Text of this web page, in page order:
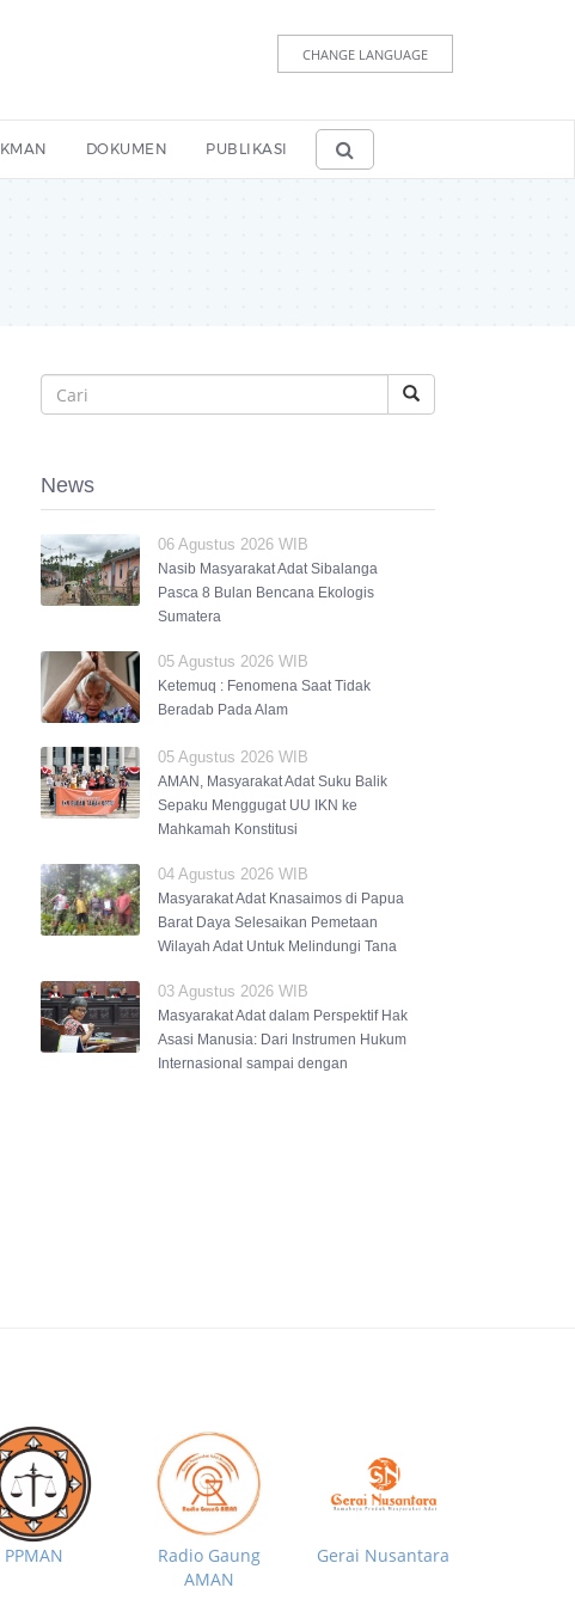
CHANGE LANGUAGE
KMAN DOKUMEN PUBLIKASI
News
06 Agustus 2026 WIB
Nasib Masyarakat Adat Sibalanga
Pasca 8 Bulan Bencana Ekologis
Sumatera
05 Agustus 2026 WIB
Ketemuq : Fenomena Saat Tidak
Beradab Pada Alam
05 Agustus 2026 WIB
AMAN, Masyarakat Adat Suku Balik
Sepaku Menggugat UU IKN ke
Mahkamah Konstitusi
04 Agustus 2026 WIB
Masyarakat Adat Knasaimos di Papua
Barat Daya Selesaikan Pemetaan
Wilayah Adat Untuk Melindungi Tana
03 Agustus 2026 WIB
Masyarakat Adat dalam Perspektif Hak
Asasi Manusia: Dari Instrumen Hukum
Internasional sampai dengan
PPMAN
Radio Gaung
AMAN
Gerai Nusantara